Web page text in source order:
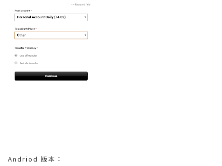
Andriod 版本：